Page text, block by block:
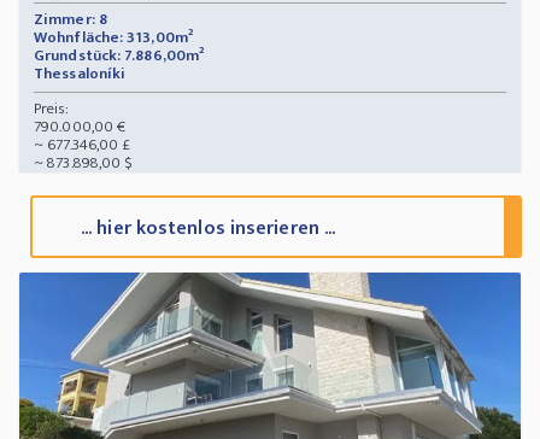
Zimmer: 8
Wohnfläche: 313,00m²
Grundstück: 7.886,00m²
Thessaloníki
Preis:
790.000,00 €
~ 677.346,00 £
~ 873.898,00 $
... hier kostenlos inserieren ...